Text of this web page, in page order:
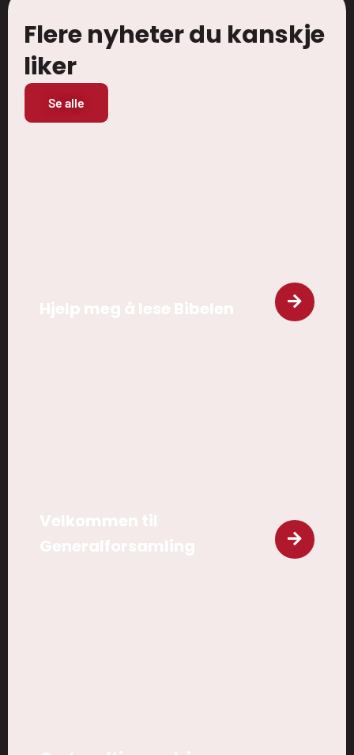
Flere nyheter du kanskje
liker
Se alle